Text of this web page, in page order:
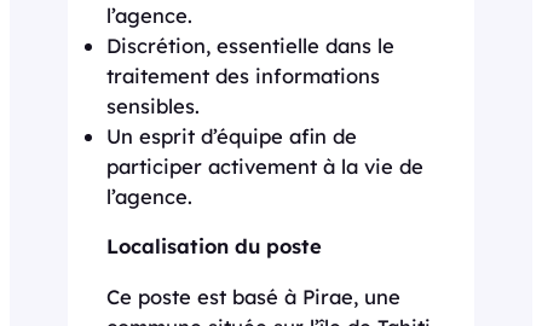
l’agence.
Discrétion, essentielle dans le
traitement des informations
sensibles.
Un esprit d’équipe afin de
participer activement à la vie de
l’agence.
Localisation du poste
Ce poste est basé à Pirae, une